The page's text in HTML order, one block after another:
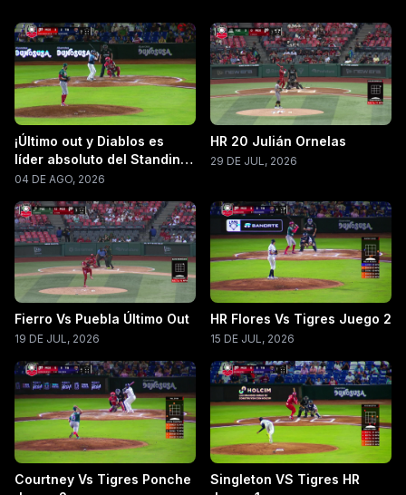
¡Último out y Diablos es
líder absoluto del Standing
LMB 2026!
04 DE AGO, 2026
HR 20 Julián Ornelas
29 DE JUL, 2026
Fierro Vs Puebla Último Out
19 DE JUL, 2026
HR Flores Vs Tigres Juego 2
15 DE JUL, 2026
Courtney Vs Tigres Ponche
Singleton VS Tigres HR